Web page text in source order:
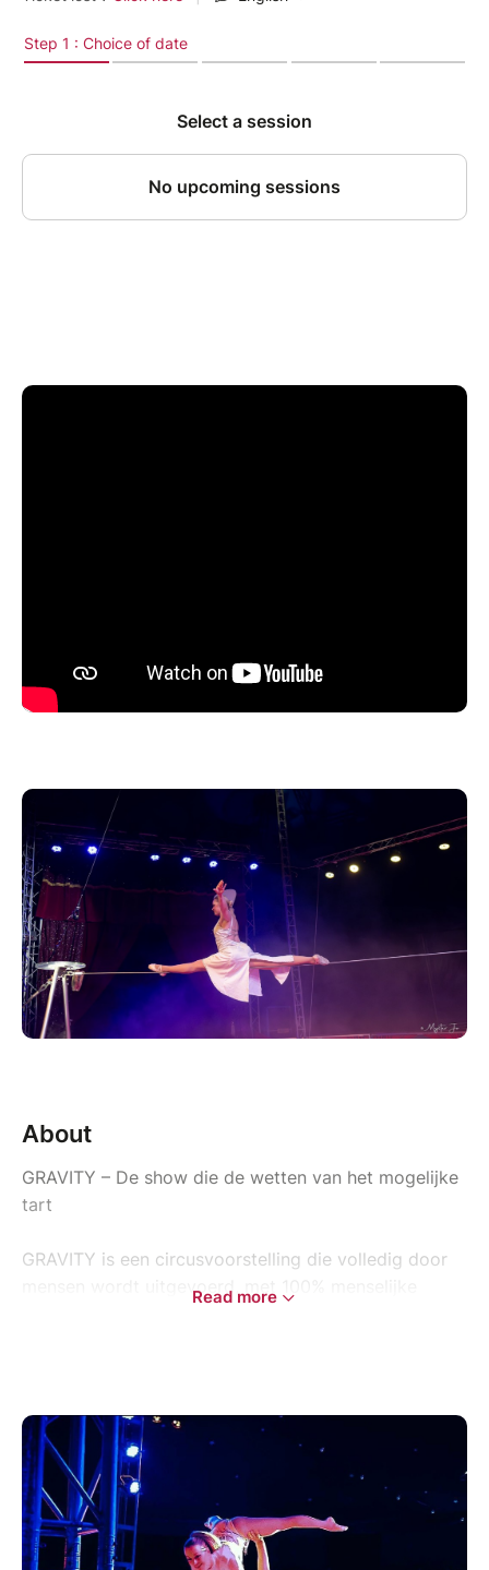
About
GRAVITY – De show die de wetten van het mogelijke
tart
GRAVITY is een circusvoorstelling die volledig door
mensen wordt uitgevoerd, met 100% menselijke
laat GRAVITY de kracht van talent, meesterschap en
discipline zien. Koorddansers, jongleurs, hand-tot-
handartiesten en luchtacrobaten verleggen de
grenzen van evenwicht, kracht en lichtheid met één
ambitie: de zwaartekracht trotseren.
Read more